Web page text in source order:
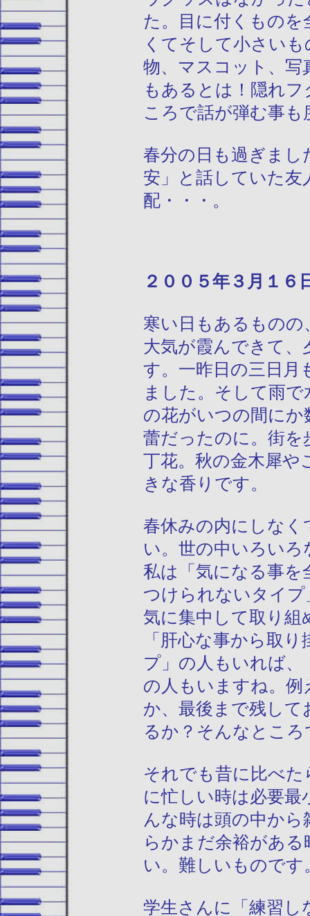
た。目に付くもの
くてそして小さい
物、マスコット、
もあるとは！隠れ
ころで話が弾む事も
春分の日も過ぎまし
安」と話していた
配・・・。
２００５年３月
寒い日もあるもの
大気が霞んできて
す。一昨日の三日月
ました。そして雨
の花がいつの間に
蕾だったのに。街
丁花。秋の金木犀や
きな香りです。
春休みの内にしな
い。世の中いろい
私は「気になる事
つけられないタイ
気に集中して取り組
「肝心な事から取
プ」の人もいれば
の人もいますね。
か、最後まで残し
るか？そんなとこ
それでも昔に比べ
に忙しい時は必要
んな時は頭の中か
らかまだ余裕があ
い。難しいものです
学生さんに「練習